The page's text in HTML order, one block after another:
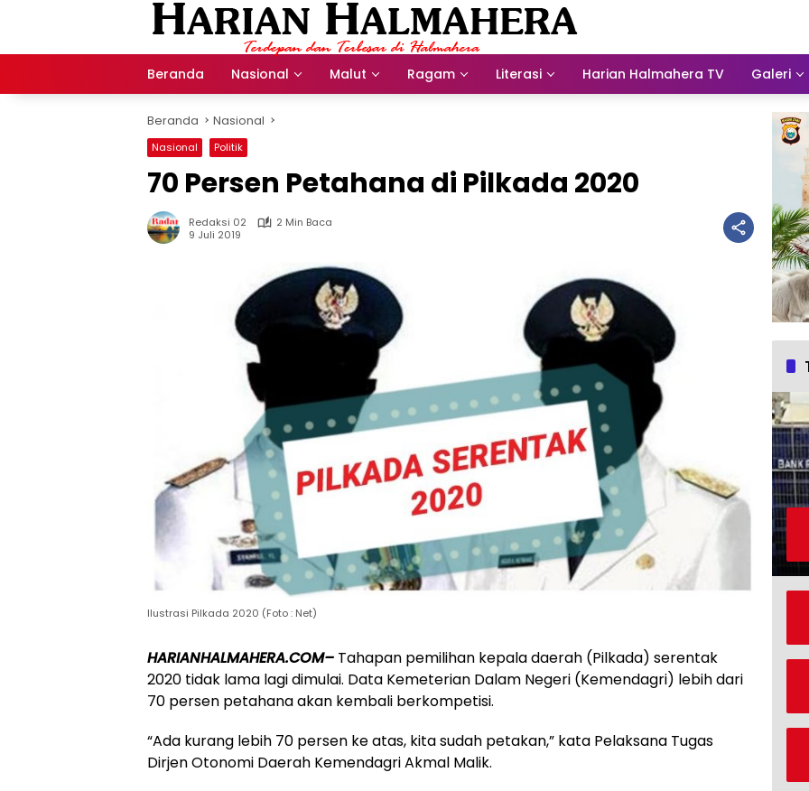
Beranda Nasional Malut Ragam Literasi Harian Halmahera TV Galeri
Beranda Nasional
Nasional Politik
70 Persen Petahana di Pilkada 2020
Redaksi 02
2 Min Baca
9 Juli 2019
Ilustrasi Pilkada 2020 (Foto : Net)
HARIANHALMAHERA.COM– Tahapan pemilihan kepala daerah (Pilkada) serentak
2020 tidak lama lagi dimulai. Data Kemeterian Dalam Negeri (Kemendagri) lebih dari
70 persen petahana akan kembali berkompetisi.
“Ada kurang lebih 70 persen ke atas, kita sudah petakan,” kata Pelaksana Tugas
Dirjen Otonomi Daerah Kemendagri Akmal Malik.